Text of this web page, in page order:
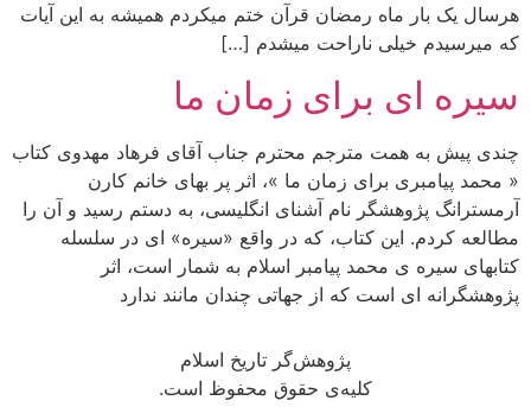
هرسال یک بار ماه رمضان قرآن ختم میکردم همیشه به این آیات
که میرسیدم خیلی ناراحت میشدم […]
سیره ای برای زمان ما
چندی پیش به همت مترجم محترم جناب آقای فرهاد مهدوی کتاب
« محمد پیامبری برای زمان ما »، اثر پر بهای خانم کارن
آرمسترانگ پژوهشگر نام آشنای انگلیسی، به دستم رسید و آن را
مطالعه کردم. این کتاب، که در واقع «سیره» ای در سلسله
کتابهای سیره ی محمد پیامبر اسلام به شمار است، اثر
پژوهشگرانه ای است که از جهاتی چندان مانند ندارد
پژوهش‌گر تاریخ اسلام
کلیه‌ی حقوق محفوظ است.